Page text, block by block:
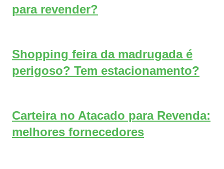
para revender?
Shopping feira da madrugada é
perigoso? Tem estacionamento?
Carteira no Atacado para Revenda:
melhores fornecedores